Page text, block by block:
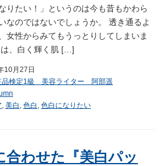
りたい！」というのは今も昔もかわら
なのではないでしょうか。 透き通るよ
女性からみてもうっとりしてしまいま
、白く輝く肌 […]
10月27日
品検定1級 美容ライター 阿部遥
美白 色白 色白になりたい
合わせた『美白パッ